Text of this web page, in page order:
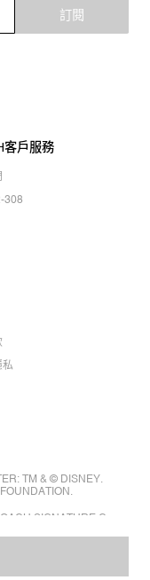
訂閱
客戶服務
308
私
TM & © DISNEY.
SIGNATURE C